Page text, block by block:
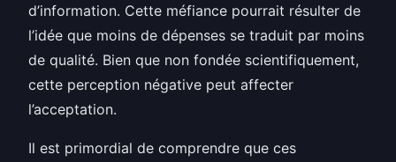
d’information. Cette méfiance pourrait résulter de
l’idée que moins de dépenses se traduit par moins
de qualité. Bien que non fondée scientifiquement,
cette perception négative peut affecter
l’acceptation.
Il est primordial de comprendre que ces